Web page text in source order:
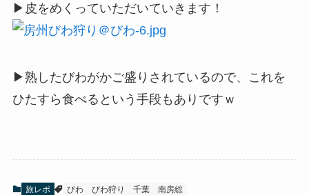
▶皮をめくっていただいていきます！
▶熟したびわがかご盛りされているので、これを
ひたすら食べるという手段もありですｗ
旅レポ びわ びわ狩り 千葉 南房総